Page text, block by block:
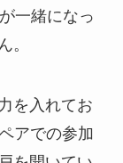
一緒になっ
。
を入れてお
アでの参加